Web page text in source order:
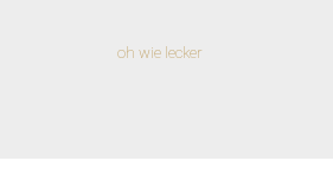
oh wie lecker